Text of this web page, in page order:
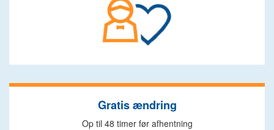
Gratis ændring
Op til 48 timer før afhentning